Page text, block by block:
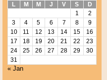
L
M M J V S
D
1
2
3
4 5 6 7 8
9
10
11 12 13 14 15
16
17
18 19 20 21 22
23
24
25 26 27 28 29
30
31
« Jan